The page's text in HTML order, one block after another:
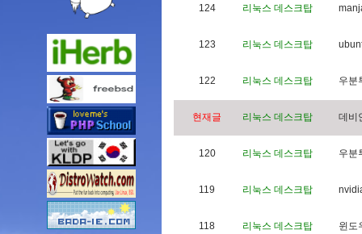
124 리눅스 데스크탑 manj
123 리눅스 데스크탑 ubun
122 리눅스 데스크탑 우분
현재글 리눅스 데스크탑 데 비
120 리눅스 데스크탑 우분
119 리눅스 데스크탑 nvidi
118 리눅스 데스크탑 윈 도